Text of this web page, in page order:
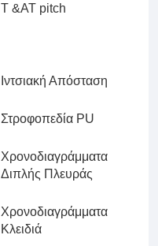
T &AT pitch
Ιντσιακή Απόσταση
Στροφοπεδία PU
Χρονοδιαγράμματα
Διπλής Πλευράς
Χρονοδιαγράμματα
Κλειδιά